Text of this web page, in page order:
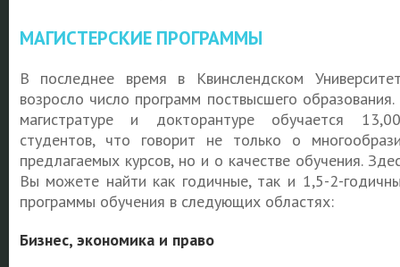
МАГИСТЕРСКИЕ ПРОГРАММЫ
В последнее время в Квинслендском
возросло число программ поствысшего
магистратуре и докторантуре обучается
студентов, что говорит не только о
предлагаемых курсов, но и о качестве обучения.
Вы можете найти как годичные, так и 1,5-2-
программы обучения в следующих областях:
Бизнес, экономика и право